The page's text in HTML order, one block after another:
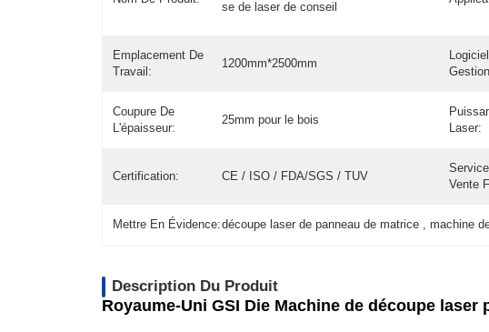
se de laser de conseil
Emplacement De
Travail:
1200mm*2500mm
Coupure De
L'épaisseur:
25mm pour le bois
Laser:
Certification: CE / ISO / FDA/SGS / TUV
Vente
Mettre En Évidence:découpe laser de panneau de matrice , machine
Description Du Produit
Royaume-Uni GSI Die Machine de découpe laser